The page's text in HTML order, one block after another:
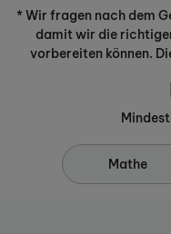
* Wir fragen nach dem
damit wir die
vorbereiten können.
Mathe